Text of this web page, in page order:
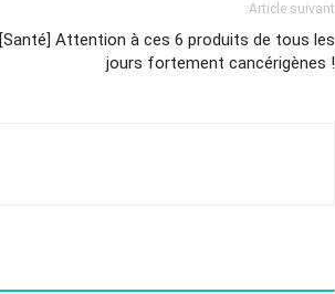
Article suivant
[Santé] Attention à ces 6 produits de tous les
jours fortement cancérigènes !